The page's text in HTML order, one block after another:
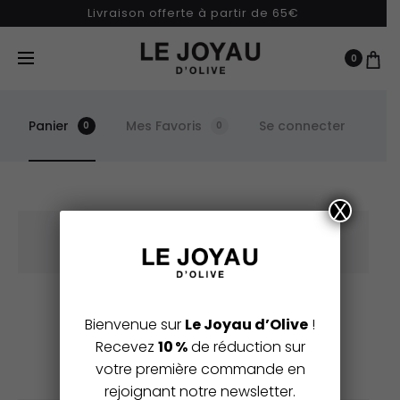
Livraison offerte à partir de 65€
0
Panier 0 Mes Favoris 0 Se connecter
Retour à la boutique
Bienvenue sur Le Joyau d’Olive !
Recevez 10 %de réduction sur
votre première commande en
rejoignant notre newsletter.
X